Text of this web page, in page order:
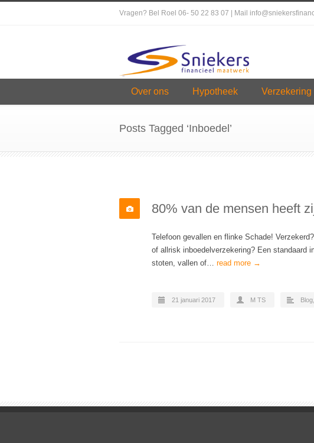
Vragen? Bel Roel 06- 50 22 83 07 | Mail
Over ons Hypotheek Verzekering
Posts Tagged ‘Inboedel’
80% van de mensen heeft
Telefoon gevallen en flinke Schade!
of allrisk inboedelverzekering? Een standaard
stoten, vallen of… read more →
21 januari 2017 M TS Blog